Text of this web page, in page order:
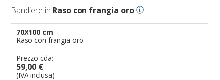
Bandiere per eventi religiosi
Bandiere per ambasciate
Bandiere per riserve naturali e parchi
Bandiere per musicisti
Bandiere in Raso con frangia oro
70X100 cm
Raso con frangia oro
Prezzo cda:
59,00 €
(IVA inclusa)